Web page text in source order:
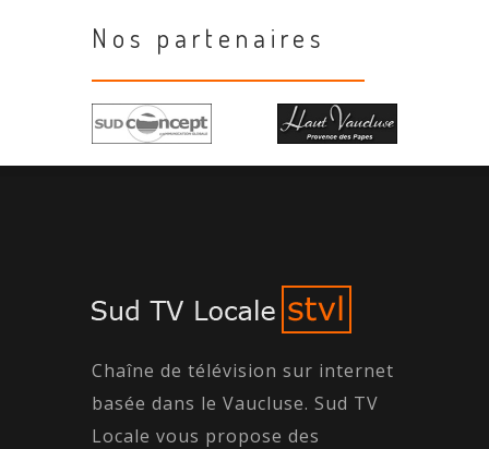
Nos partenaires
Chaîne de télévision sur internet
basée dans le Vaucluse. Sud TV
Locale vous propose des